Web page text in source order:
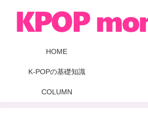
HOME
K-POPの基礎知識
COLUMN